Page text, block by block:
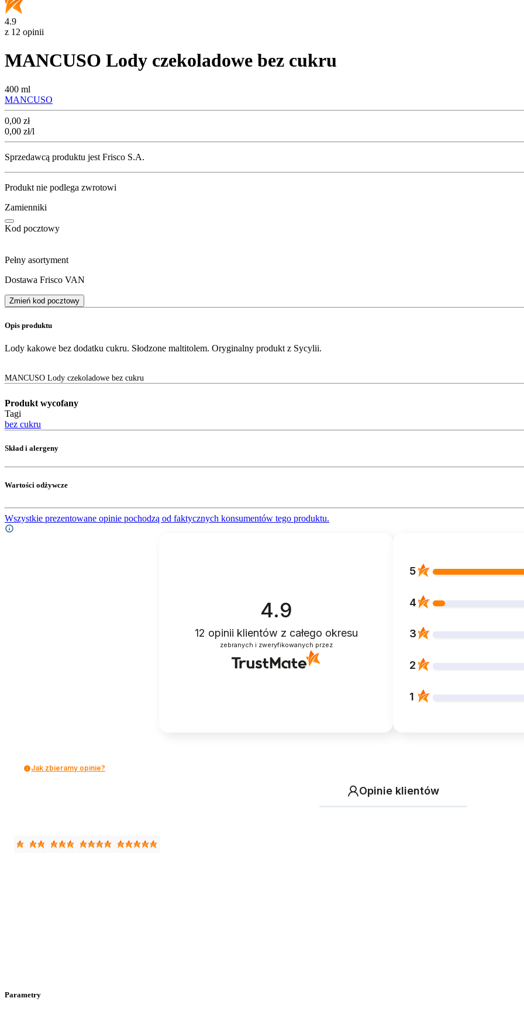
4.9
z 12 opinii
MANCUSO Lody czekoladowe bez cukru
400 ml
MANCUSO
Cena
0,00 zł
0,00 zł/l
Sprzedawcą produktu jest Frisco S.A.
Produkt nie podlega zwrotowi
Zamienniki
Kod pocztowy
Pełny asortyment
Dostawa Frisco VAN
Zmień kod pocztowy
Opis produktu
Lody kakowe bez dodatku cukru. Słodzone maltitolem. Oryginalny produkt z Sycylii.
MANCUSO Lody czekoladowe bez cukru
Produkt wycofany
Tagi
bez cukru
Skład i alergeny
Wartości odżywcze
Wszystkie prezentowane opinie pochodzą od faktycznych konsumentów tego produktu.
4.9
12 opinii klientów z całego okresu
zebranych i zweryfikowanych przez
5
4
3
2
1
Jak zbieramy opinie?
Opinie klientów
Parametry